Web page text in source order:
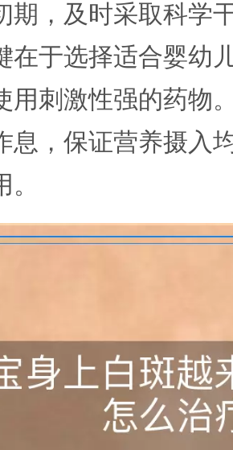
期，及时采取科学
在于选择适合婴幼
用刺激性强的药物
息，保证营养摄入